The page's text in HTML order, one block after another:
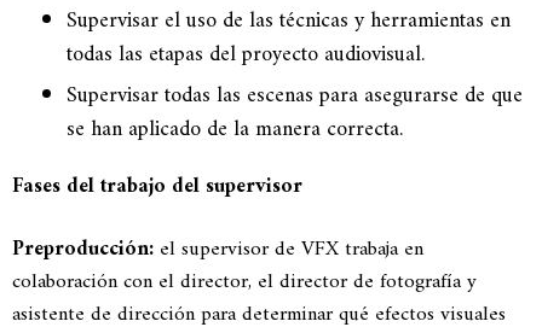
Supervisar el uso de las técnicas y herramientas en
todas las etapas del proyecto audiovisual.
Supervisar todas las escenas para asegurarse de que
se han aplicado de la manera correcta.
Fases del trabajo del supervisor
Preproducción: el supervisor de VFX trabaja en
colaboración con el director, el director de fotografía y
asistente de dirección para determinar qué efectos visuales